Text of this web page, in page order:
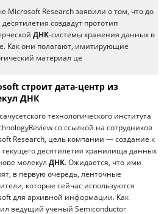
Microsoft Research заявили о том, что до
десятилетия создадут прототип
ДНК-системы хранения данных в
Как они полагают, имитирующие
материал це
строит дата-центр из
ДНК
технологического института
со ссылкой на сотрудников
Research, цель компании — создание к
текущего десятилетия хранилища данных
молекул ДНК. Ожидается, что ими
в первую очередь, ленточные
которые сейчас используются
для архивной информации. Как
ведущий ученый Semiconductor